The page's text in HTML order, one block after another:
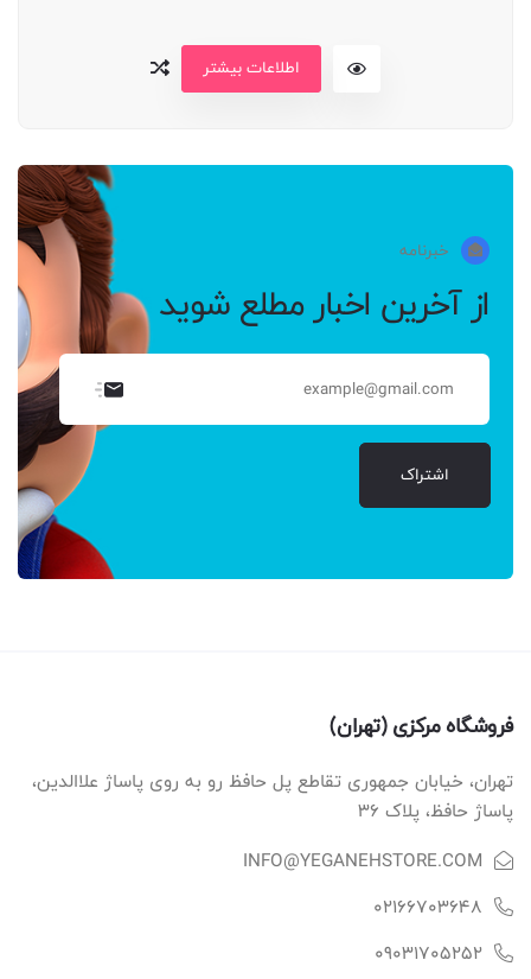
اطلاعات بیشتر
خبرنامه
از آخرین اخبار مطلع شوید
اشتراک
فروشگاه مرکزی (تهران)
تهران، خیابان جمهوری تقاطع پل حافظ رو به روی پاساژ علاالدین،
پاساژ حافظ، پلاک ۳۶
INFO@YEGANEHSTORE.COM
02166703648
09031705252